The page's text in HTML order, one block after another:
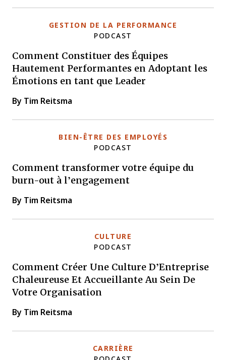
GESTION DE LA PERFORMANCE
PODCAST
Comment Constituer des Équipes
Hautement Performantes en Adoptant les
Émotions en tant que Leader
By Tim Reitsma
BIEN-ÊTRE DES EMPLOYÉS
PODCAST
Comment transformer votre équipe du
burn-out à l’engagement
By Tim Reitsma
CULTURE
PODCAST
Comment Créer Une Culture D’Entreprise
Chaleureuse Et Accueillante Au Sein De
Votre Organisation
By Tim Reitsma
CARRIÈRE